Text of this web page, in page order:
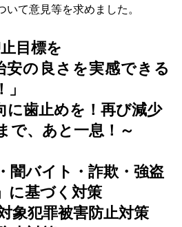
いて意見等を求めました。
目標を
安の良さを実感できる
に歯止めを！再び減少
で、あと一息！～
闇バイト・詐欺・強盗
に基づく対策
象犯罪被害防止対策